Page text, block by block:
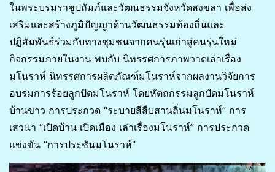
ในพระบรมราชูปถัมภ์และวัฒนธรรมจังหวัดสงขลา เพื่อส่ง
เสริมและสร้างภูมิปัญญาด้านวัฒนธรรมท้องถิ่นและ
ปฏิสัมพันธ์ร่วมกับทางชุมชนจากคนรุ่นเก่าสู่คนรุ่นใหม่
กิจกรรมภายในงาน พบกับ นิทรรศการภาพวาดเล่าเรื่อง
มโนราห์ นิทรรศการผลิตภัณฑ์มโนราห์จากผลงานวิจัยการ
อบรมการร้อยลูกปัดมโนราห์ โดยหัตถกรรมลูกปัดมโนราห์
บ้านขาว การประกวด “ระบายสีสืบสานถิ่นมโนราห์” การ
เสวนา “เปิดบ้าน เปิดเมือง เล่าเรื่องมโนราห์” การประกวด
แข่งขัน “การประชันมโนราห์”